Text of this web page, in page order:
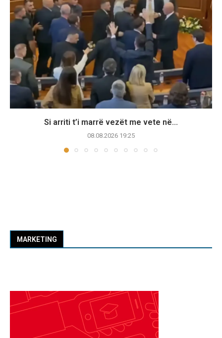
Si arriti t’i marrë vezët me vete në...
08.08.2026 19:25
MARKETING